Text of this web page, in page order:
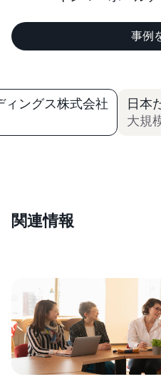
事例
ィングス株式会社
日本
大規
関連情報